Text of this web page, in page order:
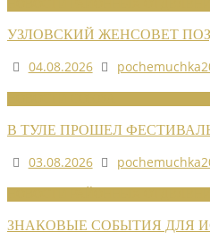
УЗЛОВСКИЙ ЖЕНСОВЕТ
04.08.2026
В ТУЛЕ ПРОШЕЛ
03.08.2026
ЗНАКОВЫЕ СОБЫТИЯ ДЛЯ